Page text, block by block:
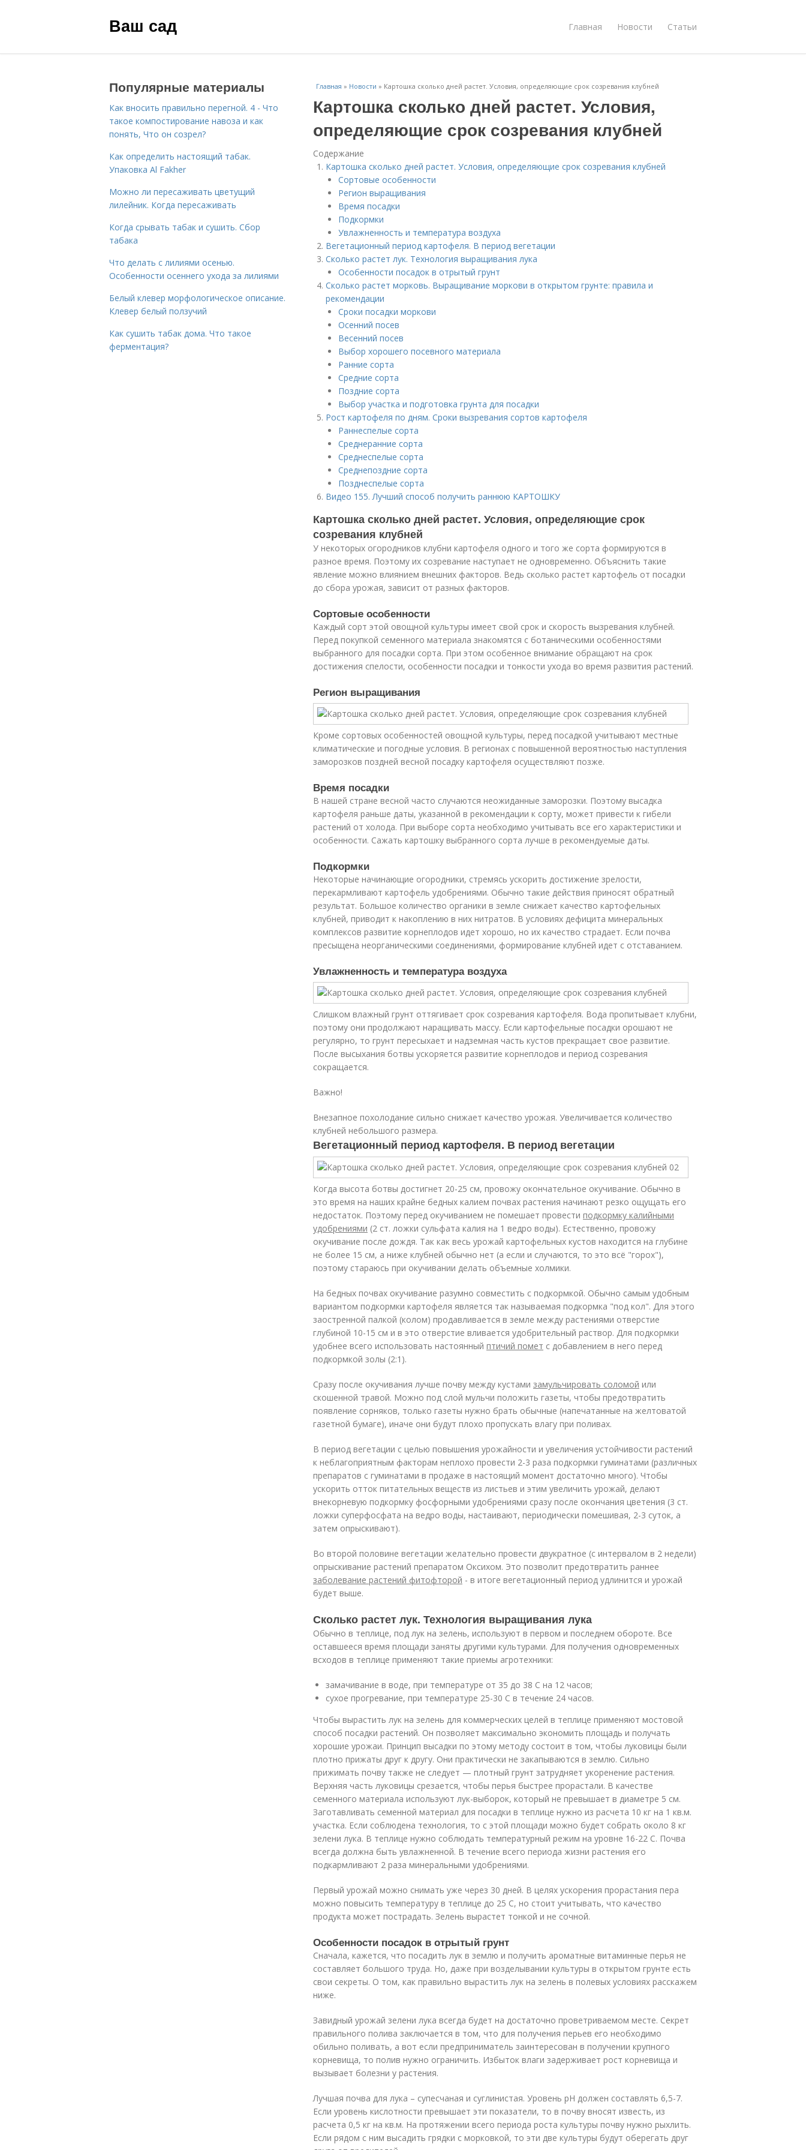
Ваш сад Главная Новости Статьи
Главная » Новости » Картошка сколько дней растет. Условия, определяющие срок созревания клубней
Картошка сколько дней растет. Условия,
определяющие срок созревания клубней
Содержание
Картошка сколько дней растет. Условия, определяющие срок созревания клубней
Сортовые особенности
Регион выращивания
Время посадки
Подкормки
Увлажненность и температура воздуха
Вегетационный период картофеля. В период вегетации
Сколько растет лук. Технология выращивания лука
Особенности посадок в отрытый грунт
Сколько растет морковь. Выращивание моркови в открытом грунте: правила и
рекомендации
Сроки посадки моркови
Осенний посев
Весенний посев
Выбор хорошего посевного материала
Ранние сорта
Средние сорта
Поздние сорта
Выбор участка и подготовка грунта для посадки
Рост картофеля по дням. Сроки вызревания сортов картофеля
Раннеспелые сорта
Среднеранние сорта
Среднеспелые сорта
Среднепоздние сорта
Позднеспелые сорта
Видео 155. Лучший способ получить раннюю КАРТОШКУ
Картошка сколько дней растет. Условия, определяющие срок
созревания клубней
У некоторых огородников клубни картофеля одного и того же сорта формируются в
разное время. Поэтому их созревание наступает не одновременно. Объяснить такие
явление можно влиянием внешних факторов. Ведь сколько растет картофель от посадки
до сбора урожая, зависит от разных факторов.
Сортовые особенности
Каждый сорт этой овощной культуры имеет свой срок и скорость вызревания клубней.
Перед покупкой семенного материала знакомятся с ботаническими особенностями
выбранного для посадки сорта. При этом особенное внимание обращают на срок
достижения спелости, особенности посадки и тонкости ухода во время развития растений.
Регион выращивания
Кроме сортовых особенностей овощной культуры, перед посадкой учитывают местные
климатические и погодные условия. В регионах с повышенной вероятностью наступления
заморозков поздней весной посадку картофеля осуществляют позже.
Время посадки
В нашей стране весной часто случаются неожиданные заморозки. Поэтому высадка
картофеля раньше даты, указанной в рекомендации к сорту, может привести к гибели
растений от холода. При выборе сорта необходимо учитывать все его характеристики и
особенности. Сажать картошку выбранного сорта лучше в рекомендуемые даты.
Подкормки
Некоторые начинающие огородники, стремясь ускорить достижение зрелости,
перекармливают картофель удобрениями. Обычно такие действия приносят обратный
результат. Большое количество органики в земле снижает качество картофельных
клубней, приводит к накоплению в них нитратов. В условиях дефицита минеральных
комплексов развитие корнеплодов идет хорошо, но их качество страдает. Если почва
пресыщена неорганическими соединениями, формирование клубней идет с отставанием.
Увлажненность и температура воздуха
Слишком влажный грунт оттягивает срок созревания картофеля. Вода пропитывает клубни,
поэтому они продолжают наращивать массу. Если картофельные посадки орошают не
регулярно, то грунт пересыхает и надземная часть кустов прекращает свое развитие.
После высыхания ботвы ускоряется развитие корнеплодов и период созревания
сокращается.
Важно!
Внезапное похолодание сильно снижает качество урожая. Увеличивается количество
клубней небольшого размера.
Вегетационный период картофеля. В период вегетации
Когда высота ботвы достигнет 20-25 см, провожу окончательное окучивание. Обычно в
это время на наших крайне бедных калием почвах растения начинают резко ощущать его
недостаток. Поэтому перед окучиванием не помешает провести подкормку калийными
удобрениями (2 ст. ложки сульфата калия на 1 ведро воды). Естественно, провожу
окучивание после дождя. Так как весь урожай картофельных кустов находится на глубине
не более 15 см, а ниже клубней обычно нет (а если и случаются, то это всё "горох"),
поэтому стараюсь при окучивании делать объемные холмики.
На бедных почвах окучивание разумно совместить с подкормкой. Обычно самым удобным
вариантом подкормки картофеля является так называемая подкормка "под кол". Для этого
заостренной палкой (колом) продавливается в земле между растениями отверстие
глубиной 10-15 см и в это отверстие вливается удобрительный раствор. Для подкормки
удобнее всего использовать настоянный птичий помет с добавлением в него перед
подкормкой золы (2:1).
Сразу после окучивания лучше почву между кустами замульчировать соломой или
скошенной травой. Можно под слой мульчи положить газеты, чтобы предотвратить
появление сорняков, только газеты нужно брать обычные (напечатанные на желтоватой
газетной бумаге), иначе они будут плохо пропускать влагу при поливах.
В период вегетации с целью повышения урожайности и увеличения устойчивости растений
к неблагоприятным факторам неплохо провести 2-3 раза подкормки гуминатами (различных
препаратов с гуминатами в продаже в настоящий момент достаточно много). Чтобы
ускорить отток питательных веществ из листьев и этим увеличить урожай, делают
внекорневую подкормку фосфорными удобрениями сразу после окончания цветения (3 ст.
ложки суперфосфата на ведро воды, настаивают, периодически помешивая, 2-3 суток, а
затем опрыскивают).
Во второй половине вегетации желательно провести двукратное (с интервалом в 2 недели)
опрыскивание растений препаратом Оксихом. Это позволит предотвратить раннее
заболевание растений фитофторой - в итоге вегетационный период удлинится и урожай
будет выше.
Сколько растет лук. Технология выращивания лука
Обычно в теплице, под лук на зелень, используют в первом и последнем обороте. Все
оставшееся время площади заняты другими культурами. Для получения одновременных
всходов в теплице применяют такие приемы агротехники:
замачивание в воде, при температуре от 35 до 38 С на 12 часов;
сухое прогревание, при температуре 25-30 С в течение 24 часов.
Чтобы вырастить лук на зелень для коммерческих целей в теплице применяют мостовой
способ посадки растений. Он позволяет максимально экономить площадь и получать
хорошие урожаи. Принцип высадки по этому методу состоит в том, чтобы луковицы были
плотно прижаты друг к другу. Они практически не закапываются в землю. Сильно
прижимать почву также не следует — плотный грунт затрудняет укоренение растения.
Верхняя часть луковицы срезается, чтобы перья быстрее прорастали. В качестве
семенного материала используют лук-выборок, который не превышает в диаметре 5 см.
Заготавливать семенной материал для посадки в теплице нужно из расчета 10 кг на 1 кв.м.
участка. Если соблюдена технология, то с этой площади можно будет собрать около 8 кг
зелени лука. В теплице нужно соблюдать температурный режим на уровне 16-22 С. Почва
всегда должна быть увлажненной. В течение всего периода жизни растения его
подкармливают 2 раза минеральными удобрениями.
Первый урожай можно снимать уже через 30 дней. В целях ускорения прорастания пера
можно повысить температуру в теплице до 25 С, но стоит учитывать, что качество
продукта может пострадать. Зелень вырастет тонкой и не сочной.
Особенности посадок в отрытый грунт
Сначала, кажется, что посадить лук в землю и получить ароматные витаминные перья не
составляет большого труда. Но, даже при возделывании культуры в открытом грунте есть
свои секреты. О том, как правильно вырастить лук на зелень в полевых условиях расскажем
ниже.
Завидный урожай зелени лука всегда будет на достаточно проветриваемом месте. Секрет
правильного полива заключается в том, что для получения перьев его необходимо
обильно поливать, а вот если предприниматель заинтересован в получении крупного
корневища, то полив нужно ограничить. Избыток влаги задерживает рост корневища и
вызывает болезни у растения.
Лучшая почва для лука – супесчаная и суглинистая. Уровень рН должен составлять 6,5-7.
Если уровень кислотности превышает эти показатели, то в почву вносят известь, из
расчета 0,5 кг на кв.м. На протяжении всего периода роста культуры почву нужно рыхлить.
Если рядом с ним высадить грядки с морковкой, то эти две культуры будут оберегать друг
Популярные материалы
Как вносить правильно перегной. 4 - Что
такое компостирование навоза и как
понять, Что он созрел?
Как определить настоящий табак.
Упаковка Al Fakher
Можно ли пересаживать цветущий
лилейник. Когда пересаживать
Когда срывать табак и сушить. Сбор
табака
Что делать с лилиями осенью.
Особенности осеннего ухода за лилиями
Белый клевер морфологическое описание.
Клевер белый ползучий
Как сушить табак дома. Что такое
ферментация?